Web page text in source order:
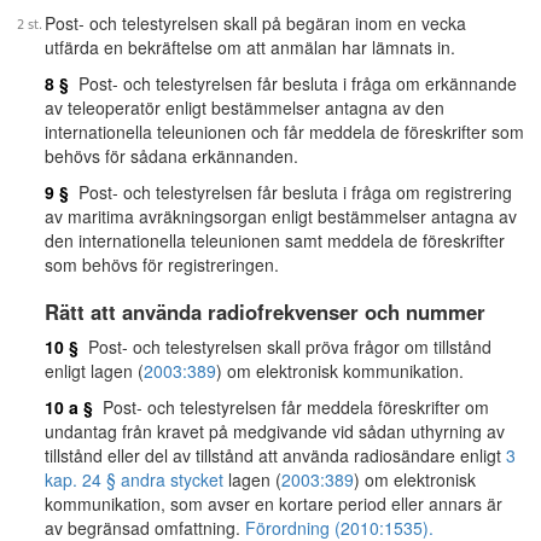
Post- och telestyrelsen skall på begäran inom en vecka
utfärda en bekräftelse om att anmälan har lämnats in.
8 § Post- och telestyrelsen får besluta i fråga om erkännande
av teleoperatör enligt bestämmelser antagna av den
internationella teleunionen och får meddela de föreskrifter som
behövs för sådana erkännanden.
9 § Post- och telestyrelsen får besluta i fråga om registrering
av maritima avräkningsorgan enligt bestämmelser antagna av
den internationella teleunionen samt meddela de föreskrifter
som behövs för registreringen.
Rätt att använda radiofrekvenser och nummer
10 § Post- och telestyrelsen skall pröva frågor om tillstånd
enligt lagen (2003:389) om elektronisk kommunikation.
10 a § Post- och telestyrelsen får meddela föreskrifter om
undantag från kravet på medgivande vid sådan uthyrning av
tillstånd eller del av tillstånd att använda radiosändare enligt 3
kap. 24 § andra stycket lagen (2003:389) om elektronisk
kommunikation, som avser en kortare period eller annars är
av begränsad omfattning. Förordning (2010:1535).